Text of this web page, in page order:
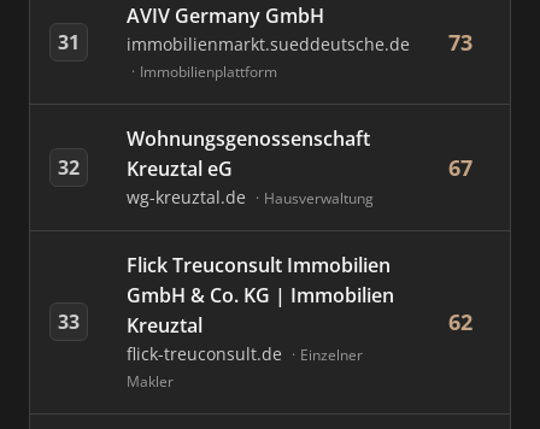
31
AVIV Germany GmbH
immobilienmarkt.sueddeutsche.de
Immobilienplattform
73
32
Wohnungsgenossenschaft
Kreuztal eG
wg-kreuztal.de Hausverwaltung
67
33
Flick Treuconsult Immobilien
GmbH & Co. KG | Immobilien
Kreuztal
flick-treuconsult.de
Einzelner
Makler
62